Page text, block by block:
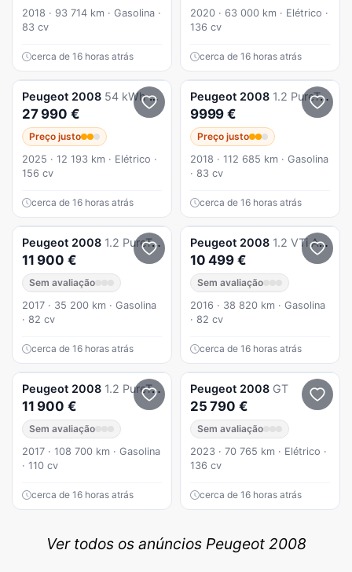
2018 · 93 714 km · Gasolina ·
83 cv
cerca de 16 horas atrás
2020 · 63 000 km · Elétrico ·
136 cv
cerca de 16 horas atrás
Peugeot 2008 54 kWh GT
27 990 €
Preço justo
2025 · 12 193 km · Elétrico ·
156 cv
cerca de 16 horas atrás
Peugeot 2008 1.2 PureTech Style
9999 €
Preço justo
2018 · 112 685 km · Gasolina
· 83 cv
cerca de 16 horas atrás
Peugeot 2008 1.2 PureTech Style
11 900 €
Sem avaliação
2017 · 35 200 km · Gasolina
· 82 cv
cerca de 16 horas atrás
Peugeot 2008 1.2 VTi Active
10 499 €
Sem avaliação
2016 · 38 820 km · Gasolina
· 82 cv
cerca de 16 horas atrás
Peugeot 2008 1.2 PureTech Crossway EAT6
11 900 €
Sem avaliação
2017 · 108 700 km · Gasolina
· 110 cv
cerca de 16 horas atrás
Peugeot 2008 GT
25 790 €
Sem avaliação
2023 · 70 765 km · Elétrico ·
136 cv
cerca de 16 horas atrás
Ver todos os anúncios Peugeot 2008